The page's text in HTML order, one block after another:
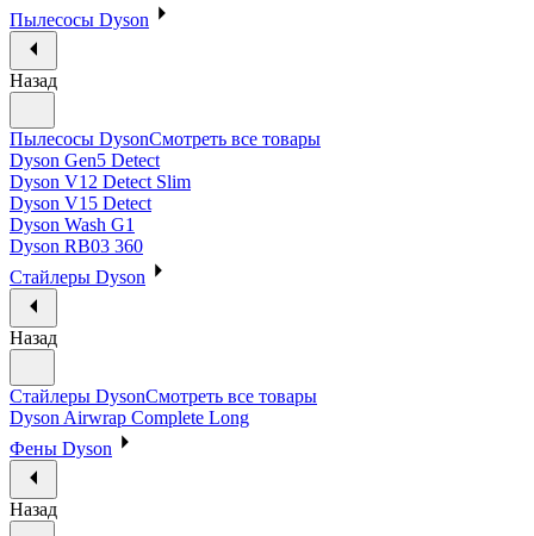
Пылесосы Dyson
Назад
Пылесосы DysonСмотреть все товары
Dyson Gen5 Detect
Dyson V12 Detect Slim
Dyson V15 Detect
Dyson Wash G1
Dyson RB03 360
Стайлеры Dyson
Назад
Стайлеры DysonСмотреть все товары
Dyson Airwrap Complete Long
Фены Dyson
Назад